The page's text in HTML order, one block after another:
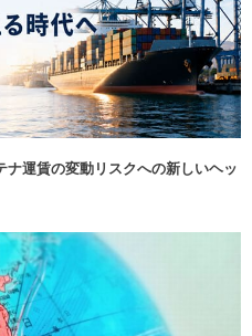
運賃の変動リスクへの新しいヘッ